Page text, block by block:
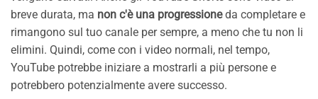
breve durata, ma non c'è una progressioneda completare e
rimangono sul tuo canale per sempre, a meno che tu non li
elimini. Quindi, come con i video normali, nel tempo,
YouTube potrebbe iniziare a mostrarli a più persone e
potrebbero potenzialmente avere successo.